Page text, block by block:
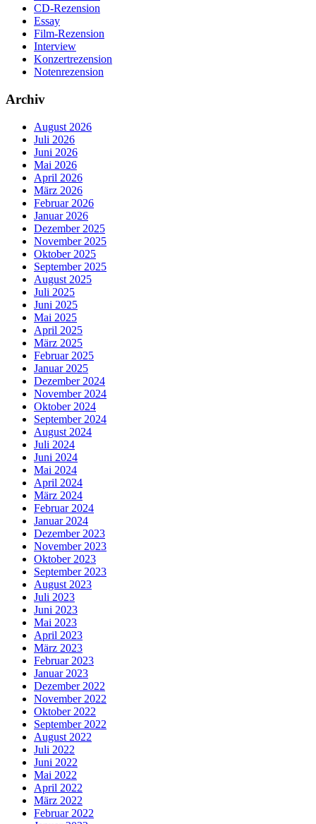
CD-Rezension
Essay
Film-Rezension
Interview
Konzertrezension
Notenrezension
Archiv
August 2026
Juli 2026
Juni 2026
Mai 2026
April 2026
März 2026
Februar 2026
Januar 2026
Dezember 2025
November 2025
Oktober 2025
September 2025
August 2025
Juli 2025
Juni 2025
Mai 2025
April 2025
März 2025
Februar 2025
Januar 2025
Dezember 2024
November 2024
Oktober 2024
September 2024
August 2024
Juli 2024
Juni 2024
Mai 2024
April 2024
März 2024
Februar 2024
Januar 2024
Dezember 2023
November 2023
Oktober 2023
September 2023
August 2023
Juli 2023
Juni 2023
Mai 2023
April 2023
März 2023
Februar 2023
Januar 2023
Dezember 2022
November 2022
Oktober 2022
September 2022
August 2022
Juli 2022
Juni 2022
Mai 2022
April 2022
März 2022
Februar 2022